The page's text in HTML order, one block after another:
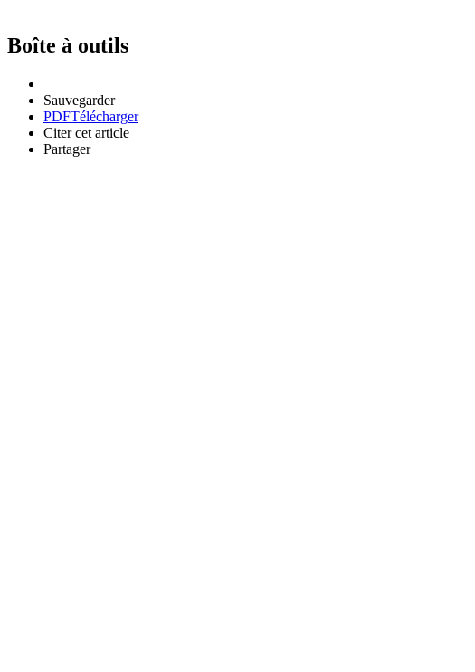
Boîte à outils
Sauvegarder
PDFTélécharger
Citer cet article
Partager